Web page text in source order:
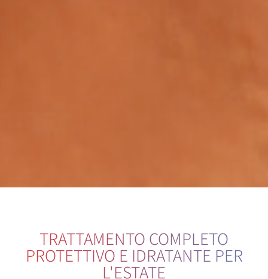
TRATTAMENTO COMPLETO
PROTETTIVO E IDRATANTE PER
L'ESTATE